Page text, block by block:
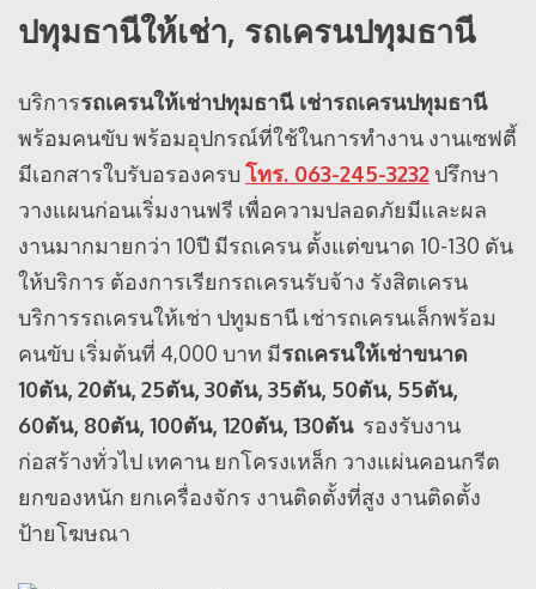
ปทุมธานีให้เช่า, รถเครนปทุมธานี
บริการรถเครนให้เช่าปทุมธานี เช่ารถเครนปทุมธานี
พร้อมคนขับ พร้อมอุปกรณ์ที่ใช้ในการทำงาน งานเซฟตี้
มีเอกสารใบรับอรองครบ โทร. 063-245-3232 ปรึกษา
วางแผนก่อนเริ่มงานฟรี เพื่อความปลอดภัยมีและผล
งานมากมายกว่า 10ปี มีรถเครน ตั้งแต่ขนาด 10-130 ตัน
ให้บริการ ต้องการเรียกรถเครนรับจ้าง รังสิตเครน
บริการรถเครนให้เช่า ปทูมธานี เช่ารถเครนเล็กพร้อม
คนขับ เริ่มต้นที่ 4,000 บาท มีรถเครนให้เช่าขนาด
10ตัน, 20ตัน, 25ตัน, 30ตัน, 35ตัน, 50ตัน, 55ตัน,
60ตัน, 80ตัน, 100ตัน, 120ตัน, 130ตันรองรับงาน
ก่อสร้างทั่วไป เทคาน ยกโครงเหล็ก วางแผ่นคอนกรีต
ยกของหนัก ยกเครื่องจักร งานติดตั้งที่สูง งานติดตั้ง
ป้ายโฆษณา